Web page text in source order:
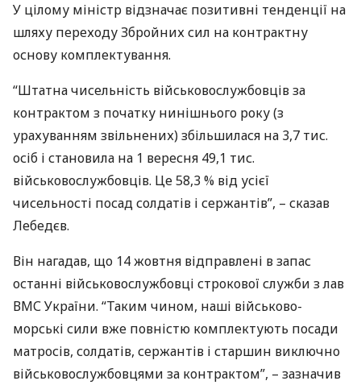
У цілому міністр відзначає позитивні тенденції на
шляху переходу Збройних сил на контрактну
основу комплектування.
“Штатна чисельність військовослужбовців за
контрактом з початку нинішнього року (з
урахуванням звільнених) збільшилася на 3,7 тис.
осіб і становила на 1 вересня 49,1 тис.
військовослужбовців. Це 58,3 % від усієї
чисельності посад солдатів і сержантів”, – сказав
Лебедєв.
Він нагадав, що 14 жовтня відправлені в запас
останні військовослужбовці строкової служби з лав
ВМСУкраїни. “Таким чином, наші військово-
морські сили вже повністю комплектують посади
матросів, солдатів, сержантів і старшин виключно
військовослужбовцями за контрактом”, – зазначив